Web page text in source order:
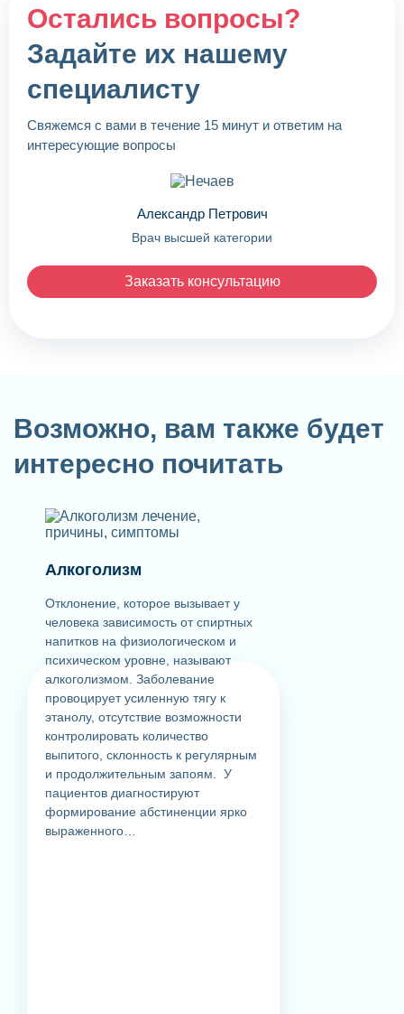
Остались вопросы?
Задайте их нашему
специалисту
Свяжемся с вами в течение 15 минут и ответим на
интересующие вопросы
Александр Петрович
Врач высшей категории
Заказать консультацию
Возможно, вам также будет
интересно почитать
Алкоголизм
Отклонение, которое вызывает у
человека зависимость от спиртных
напитков на физиологическом и
психическом уровне, называют
алкоголизмом. Заболевание
провоцирует усиленную тягу к
этанолу, отсутствие возможности
контролировать количество
выпитого, склонность к регулярным
и продолжительным запоям. У
пациентов диагностируют
формирование абстиненции ярко
выраженного…